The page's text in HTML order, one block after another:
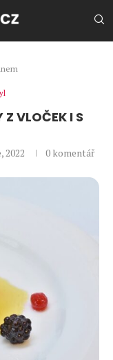
Z VLOČEK I S
2022 0 komentář